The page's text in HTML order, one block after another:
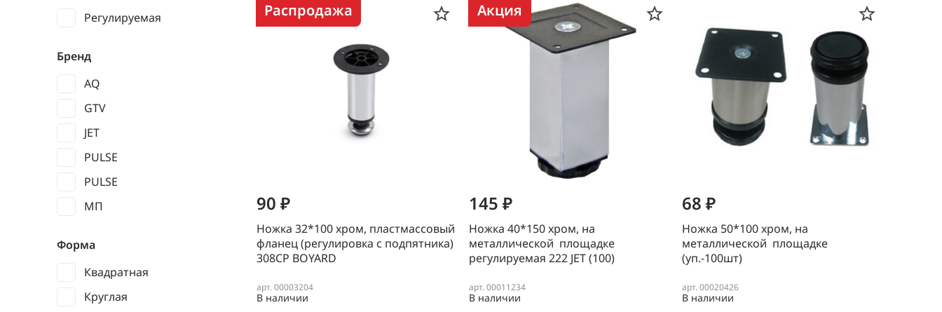
Регулируемая
Бренд
AQ
GTV
JET
PULSE
PULSE
МП
Форма
Квадратная
Круглая
Распродажа
90 ₽
Ножка 32*100 хром, пластмассовый
фланец (регулировка с подпятника)
308CP BOYARD
арт. 00003204
В наличии
Акция
145 ₽
Ножка 40*150 хром, на
металлической площадке
регулируемая 222 JET (100)
арт. 00011234
В наличии
68 ₽
Ножка 50*100 хром, на
металлической площадке
(уп.-100шт)
арт. 00020426
В наличии